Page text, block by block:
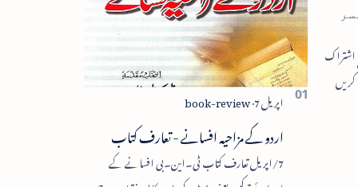
اردو کے مزاحیہ افسانے - تعارف کتاب
7/اپریل تعارف کتاب ٹی۔این۔بی افسانے کے